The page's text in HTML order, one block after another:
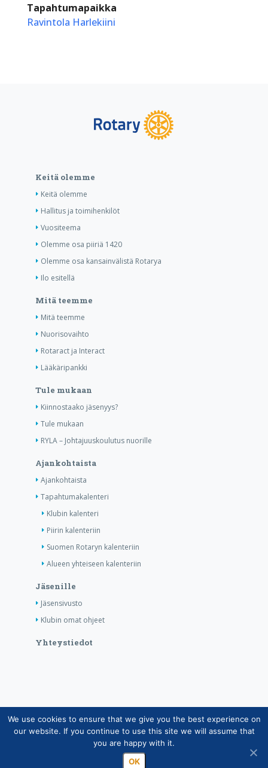
Tapahtumapaikka
Ravintola Harlekiini
Keitä olemme
Keitä olemme
Hallitus ja toimihenkilöt
Vuositeema
Olemme osa piiriä 1420
Olemme osa kansainvälistä Rotarya
Ilo esitellä
Mitä teemme
Mitä teemme
Nuorisovaihto
Rotaract ja Interact
Lääkäripankki
Tule mukaan
Kiinnostaako jäsenyys?
Tule mukaan
RYLA – Johtajuuskoulutus nuorille
Ajankohtaista
Ajankohtaista
Tapahtumakalenteri
Klubin kalenteri
Piirin kalenteriin
Suomen Rotaryn kalenteriin
Alueen yhteiseen kalenteriin
Jäsenille
Jäsensivusto
Klubin omat ohjeet
Yhteystiedot
Copyright © Suomen Rotarypalvelu ry 2026 |
Jäsentietojärjestelmän tietosuojaseloste|Henkilötietojen
käsittely Rotarytoiminnassa
We use cookies to ensure that we give you the best experience on
our website. If you continue to use this site we will assume that
you are happy with it.
OK